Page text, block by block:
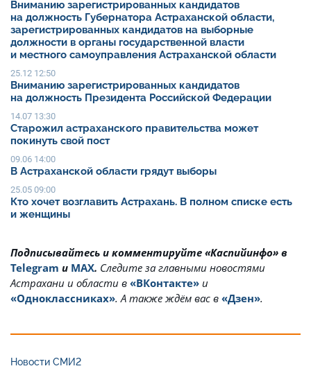
Вниманию зарегистрированных кандидатов
на должность Губернатора Астраханской области,
зарегистрированных кандидатов на выборные
должности в органы государственной власти
и местного самоуправления Астраханской области
25.12 12:50
Вниманию зарегистрированных кандидатов
на должность Президента Российской Федерации
14.07 13:30
Старожил астраханского правительства может
покинуть свой пост
09.06 14:00
В Астраханской области грядут выборы
25.05 09:00
Кто хочет возглавить Астрахань. В полном списке есть
и женщины
Подписывайтесь и комментируйте «Каспийинфо» в
Telegram и MAX. Cледите за главными новостями
Астрахани и области в «ВКонтакте» и
«Одноклассниках». А также ждём вас в «Дзен».
Новости СМИ2